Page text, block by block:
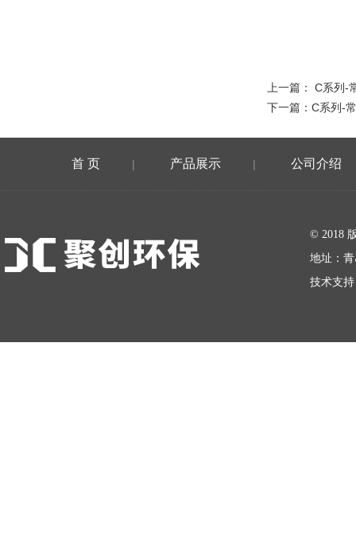
上一篇： C系列-
下一篇： C系列-
首 页 | 产品展示 | 公司介绍
© 2018
地址：
技术支